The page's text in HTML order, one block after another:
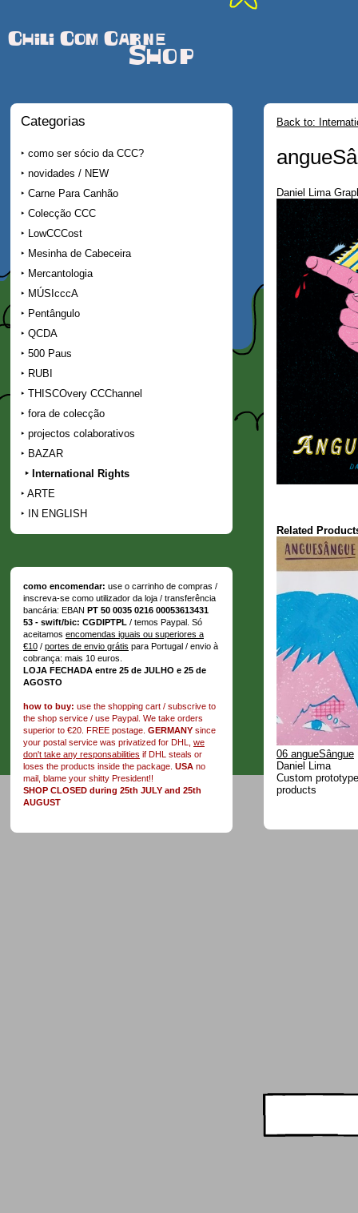
Chili Com Carne
Shop
Categorias
como ser sócio da CCC?
novidades / NEW
Carne Para Canhão
Colecção CCC
LowCCCost
Mesinha de Cabeceira
Mercantologia
MÚSIcccA
Pentângulo
QCDA
500 Paus
RUBI
THISCOvery CCChannel
fora de colecção
projectos colaborativos
BAZAR
International Rights
ARTE
IN ENGLISH
como encomendar: use o carrinho de compras /
inscreva-se como utilizador da loja / transferência
bancária: EBAN PT 50 0035 0216 00053613431
53 - swift/bic: CGDIPTPL / temos Paypal. Só
aceitamos encomendas iguais ou superiores a
€10 / portes de envio grátis para Portugal / envio à
cobrança: mais 10 euros.
LOJA FECHADA entre 25 de JULHO e 25 de
AGOSTO
how to buy: use the shopping cart / subscrive to
the shop service / use Paypal. We take orders
superior to €20. FREE postage. GERMANY since
your postal service was privatized for DHL, we
don't take any responsabilities if DHL steals or
loses the products inside the package. USA no
mail, blame your shitty President!!
SHOP CLOSED during 25th JULY and 25th
AUGUST
Back to:
Daniel Lima
Related
06 angueSângue
Daniel Lima
Custom
products